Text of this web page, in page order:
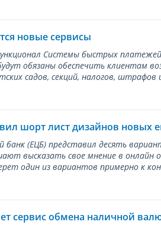
новые сервисы
Системы быстрых
обязаны обеспечить клиентам
садов, секций, налогов, штрафов
шорт лист дизайнов новых
банк (ЕЦБ) представил десять
высказать свое мнение в
один из вариантов примерно к
сервис обмена наличной